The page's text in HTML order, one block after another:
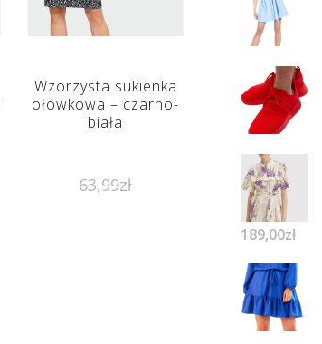
Wzorzysta sukienka
ołówkowa – czarno-
biała
63,99zł
189,00zł